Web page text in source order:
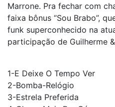
Marrone. Pra fechar com
faixa bônus “Sou Brabo”,
funk superconhecido na
participação de Guilherme
1-E Deixe O Tempo Ver
2-Bomba-Relógio
3-Estrela Preferida